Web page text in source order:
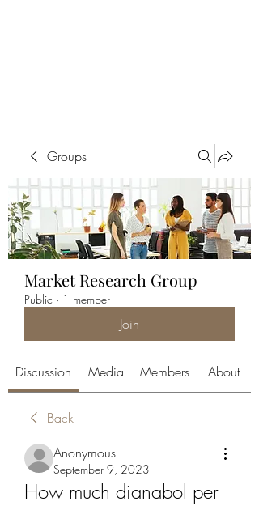
Groups
Market Research Group
Public · 1 member
Join
Discussion Media Members About
Back
Anonymous
September 9, 2023
How much dianabol per